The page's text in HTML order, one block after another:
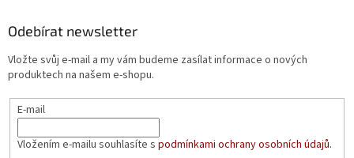
Odebírat newsletter
Vložte svůj e-mail a my vám budeme zasílat informace o nových
produktech na našem e-shopu.
E-mail
Vložením e-mailu souhlasíte s podmínkami ochrany osobních údajů.